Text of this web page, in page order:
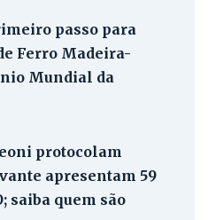
passo para
Ferro Madeira-
Mundial da
protocolam
apresentam 59
saiba quem são